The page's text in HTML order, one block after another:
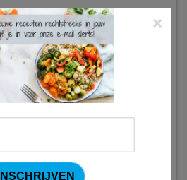
(10 votes)
en zure room (Piet Huysentruyt)
×